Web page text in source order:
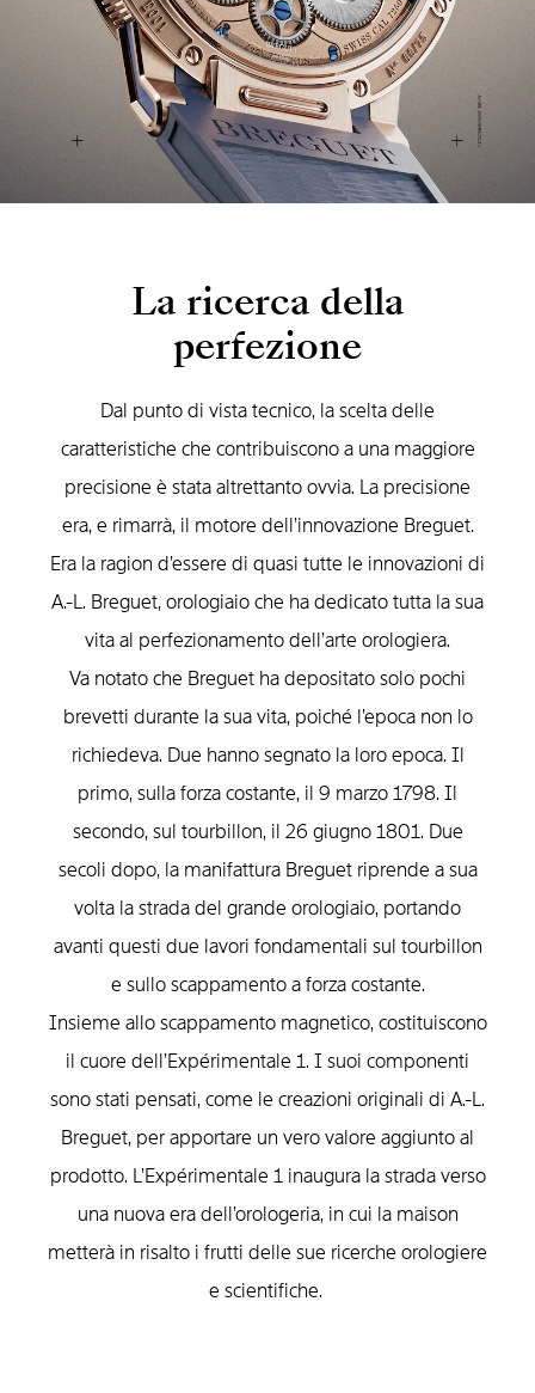
La ricerca della
perfezione
Dal punto di vista tecnico, la scelta delle
caratteristiche che contribuiscono a una maggiore
precisione è stata altrettanto ovvia. La precisione
era, e rimarrà, il motore dell’innovazione Breguet.
Era la ragion d’essere di quasi tutte le innovazioni di
A.-L. Breguet, orologiaio che ha dedicato tutta la sua
vita al perfezionamento dell’arte orologiera.
Va notato che Breguet ha depositato solo pochi
brevetti durante la sua vita, poiché l’epoca non lo
richiedeva. Due hanno segnato la loro epoca. Il
primo, sulla forza costante, il 9 marzo 1798. Il
secondo, sul tourbillon, il 26 giugno 1801. Due
secoli dopo, la manifattura Breguet riprende a sua
volta la strada del grande orologiaio, portando
avanti questi due lavori fondamentali sul tourbillon
e sullo scappamento a forza costante.
Insieme allo scappamento magnetico, costituiscono
il cuore dell’Expérimentale 1. I suoi componenti
sono stati pensati, come le creazioni originali di A.-L.
Breguet, per apportare un vero valore aggiunto al
prodotto. L’Expérimentale 1 inaugura la strada verso
una nuova era dell’orologeria, in cui la maison
metterà in risalto i frutti delle sue ricerche orologiere
e scientifiche.